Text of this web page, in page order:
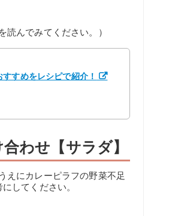
読んでみてください。）
すめをレシピで紹介！
わせ【サラダ】
えにカレーピラフの野菜不足
してください。